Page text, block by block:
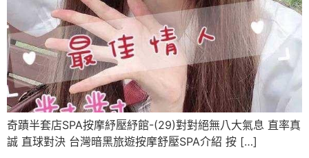
奇蹟半套店SPA按摩紓壓紓館-(29)對對絕無八大氣息 直率真
誠 直球對決 台灣暗黑旅遊按摩舒壓SPA介紹 按 […]